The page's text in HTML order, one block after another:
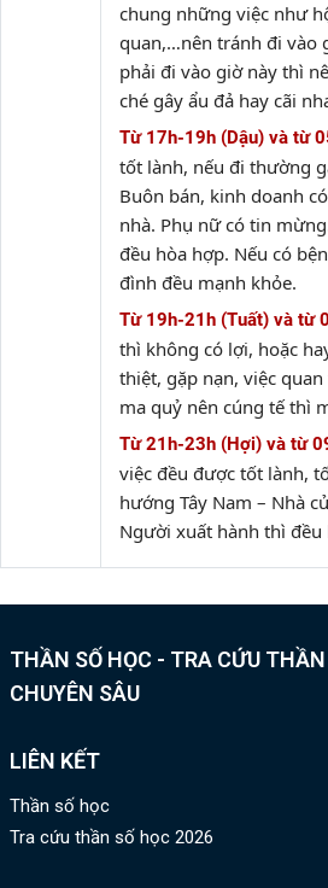
chung những việc như
quan,…nên tránh đi vào
phải đi vào giờ này thì
ché gây ẩu đả hay cãi
Từ 17h-19h (Dậu) và từ
tốt lành, nếu đi thường
Buôn bán, kinh doanh
nhà. Phụ nữ có tin
đều hòa hợp. Nếu có
đình đều mạnh khỏe.
Từ 19h-21h (Tuất) và từ
thì không có lợi, hoặc
thiệt, gặp nạn, việc
ma quỷ nên cúng tế thì
Từ 21h-23h (Hợi) và từ
việc đều được tốt lành,
hướng Tây Nam – Nhà
Người xuất hành thì đều
THẦN SỐ HỌC - TRA CỨU
CHUYÊN SÂU
LIÊN KẾT
Thần số học
Tra cứu thần số học 2026